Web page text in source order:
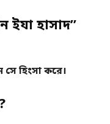
ইযা হাসাদ”
হিংসা করে।